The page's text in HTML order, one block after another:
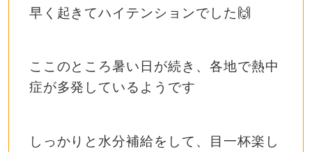
早く起きてハイテンションでした🙌
ここのところ暑い日が続き、各地で熱中
症が多発しているようです
しっかりと水分補給をして、目一杯楽し